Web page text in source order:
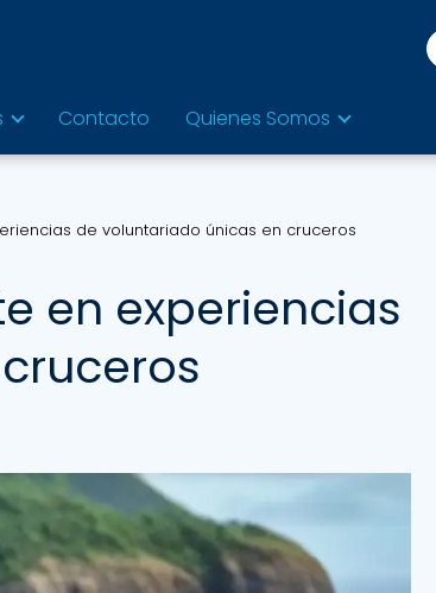
Contacto Quienes Somos
de voluntariado únicas en cruceros
en experiencias